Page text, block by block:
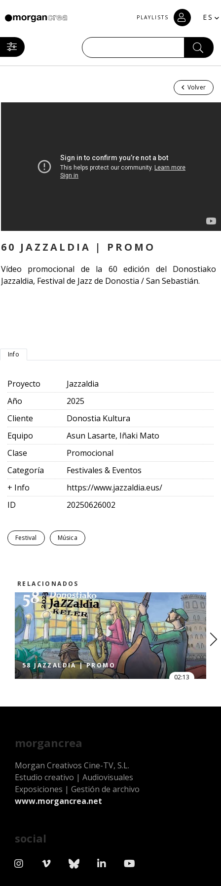
PLAYLISTS ES
Volver
60 JAZZALDIA | PROMO
Vídeo promocional de la 60 edición del Donostiako
Jazzaldia, Festival de Jazz de Donostia / San Sebastián.
Info
Proyecto
Jazzaldia
Año
2025
Cliente
Donostia Kultura
Equipo
Asun Lasarte, Iñaki Mato
Clase
Promocional
Categoría
Festivales & Eventos
+ Info
https://www.jazzaldia.eus/
ID
20250626002
Festival Música
RELACIONADOS
58 JAZZALDIA | PROMO
02:13
morgancrea
Morgan Creativos Cine-TV, S.L.
Estudio creativo | Audiovisuales
Exposiciones | Gestión de archivo
www.morgancrea.net
social